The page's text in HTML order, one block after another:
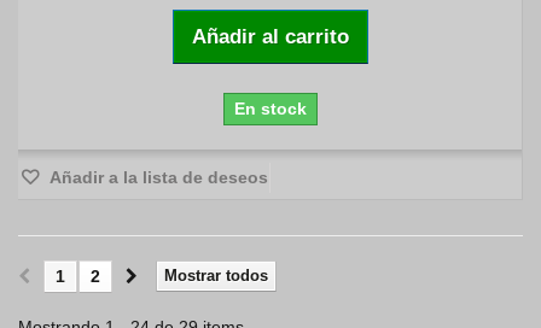
Añadir al carrito
En stock
Añadir a la lista de deseos
Mostrar todos
1 2